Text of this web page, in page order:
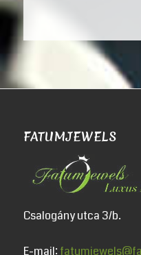
FATUMJEWELS
Csalogány utca 3/b.
E-mail: